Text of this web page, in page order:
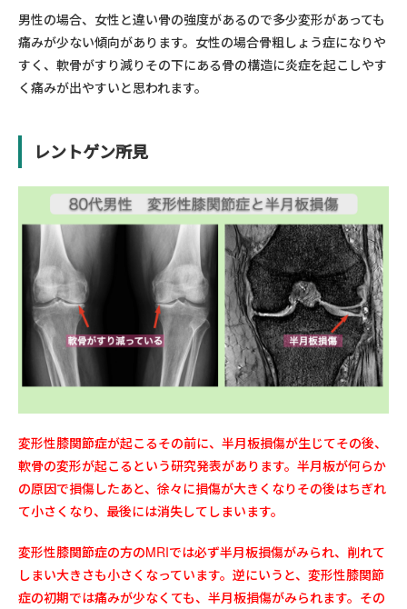
男性の場合、女性と違い骨の強度があるので多少変形があっても
痛みが少ない傾向があります。女性の場合骨粗しょう症になりや
すく、軟骨がすり減りその下にある骨の構造に炎症を起こしやす
く痛みが出やすいと思われます。
レントゲン所見
変形性膝関節症が起こるその前に、半月板損傷が生じてその後、
軟骨の変形が起こるという研究発表があります。半月板が何らか
の原因で損傷したあと、徐々に損傷が大きくなりその後はちぎれ
て小さくなり、最後には消失してしまいます。
変形性膝関節症の方のMRIでは必ず半月板損傷がみられ、削れて
しまい大きさも小さくなっています。 逆にいうと、変形性膝関節
症の初期では痛みが少なくても、半月板損傷がみられます。その